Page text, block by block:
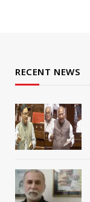
RECENT NEWS